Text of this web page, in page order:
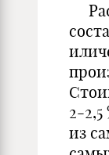
2-
из